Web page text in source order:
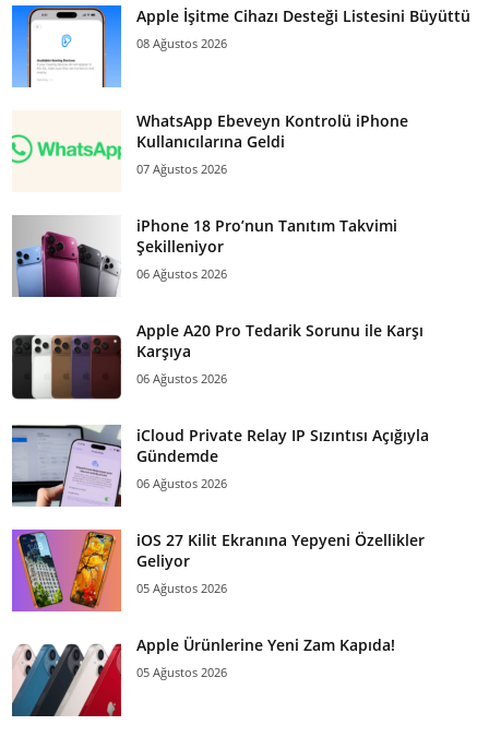
Apple İşitme Cihazı Desteği Listesini Büyüttü
08 Ağustos 2026
WhatsApp Ebeveyn Kontrolü iPhone
Kullanıcılarına Geldi
07 Ağustos 2026
iPhone 18 Pro’nun Tanıtım Takvimi
Şekilleniyor
06 Ağustos 2026
Apple A20 Pro Tedarik Sorunu ile Karşı
Karşıya
06 Ağustos 2026
iCloud Private Relay IP Sızıntısı Açığıyla
Gündemde
06 Ağustos 2026
iOS 27 Kilit Ekranına Yepyeni Özellikler
Geliyor
05 Ağustos 2026
Apple Ürünlerine Yeni Zam Kapıda!
05 Ağustos 2026